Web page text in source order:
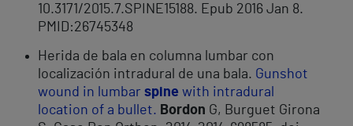
10.3171/2015.7.SPINE15188. Epub 2016 Jan 8.
PMID:26745348
Herida de bala en columna lumbar con
localización intradural de una bala. Gunshot
wound in lumbar spine with intradural
location of a bullet. Bordon G, Burguet Girona